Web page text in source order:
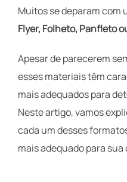
Muitos se deparam com
Flyer, Folheto, Panfleto
Apesar de parecerem
esses materiais têm
mais adequados para
Neste artigo, vamos
cada um desses
mais adequado para